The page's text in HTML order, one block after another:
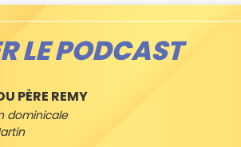
LE PODCAST
PÈRE REMY
dominicale